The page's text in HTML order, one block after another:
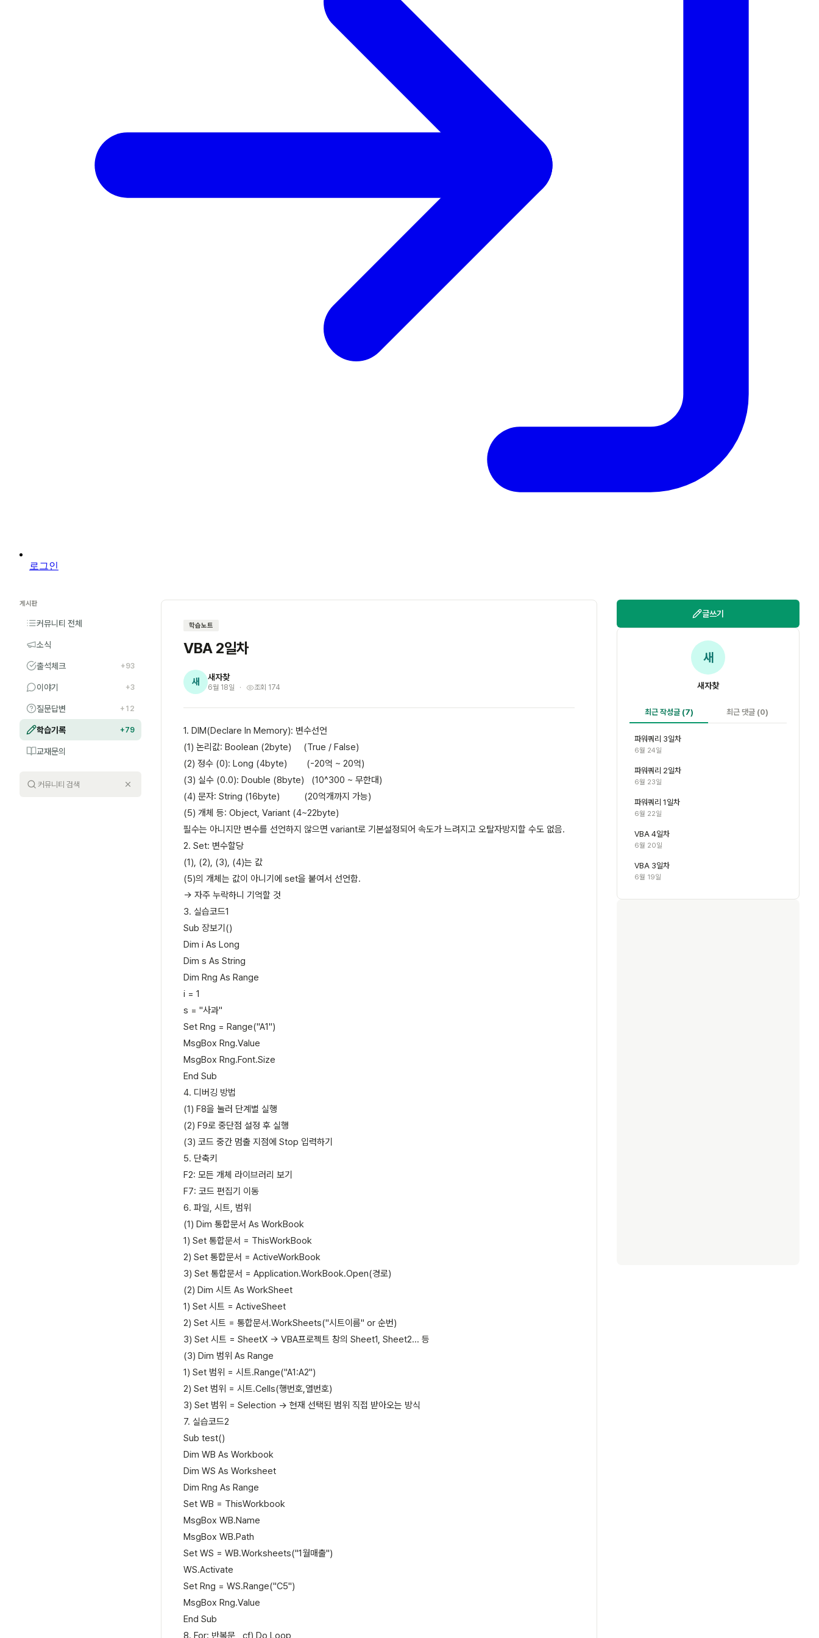
로그인
게시판
커뮤니티 전체
소식
출석체크 +93
이야기 +3
질문답변 +12
학습기록 +79
교재문의
학습노트
VBA 2일차
새 새자찾
6월 18일 조회 174
1. DIM(Declare In Memory): 변수선언
(1) 논리값: Boolean (2byte) (True / False)
(2) 정수 (0): Long (4byte) (-20억 ~ 20억)
(3) 실수 (0.0): Double (8byte) (10^300 ~ 무한대)
(4) 문자: String (16byte) (20억개까지 가능)
(5) 개체 등: Object, Variant (4~22byte)
필수는 아니지만 변수를 선언하지 않으면 variant로 기본설정되어 속도가 느려지고 오탈자방지할 수도 없음.
2. Set: 변수할당
(1), (2), (3), (4)는 값
(5)의 개체는 값이 아니기에 set을 붙여서 선언함.
-> 자주 누락하니 기억할 것
3. 실습코드1
Sub 장보기()
Dim i As Long
Dim s As String
Dim Rng As Range
i = 1
s = "사과"
Set Rng = Range("A1")
MsgBox Rng.Value
MsgBox Rng.Font.Size
End Sub
4. 디버깅 방법
(1) F8을 눌러 단계별 실행
(2) F9로 중단점 설정 후 실행
(3) 코드 중간 멈출 지점에 Stop 입력하기
5. 단축키
F2: 모든 개체 라이브러리 보기
F7: 코드 편집기 이동
6. 파일, 시트, 범위
(1) Dim 통합문서 As WorkBook
1) Set 통합문서 = ThisWorkBook
2) Set 통합문서 = ActiveWorkBook
3) Set 통합문서 = Application.WorkBook.Open(경로)
(2) Dim 시트 As WorkSheet
1) Set 시트 = ActiveSheet
2) Set 시트 = 통합문서.WorkSheets("시트이름" or 순번)
3) Set 시트 = SheetX -> VBA프로젝트 창의 Sheet1, Sheet2... 등
(3) Dim 범위 As Range
1) Set 범위 = 시트.Range("A1:A2")
2) Set 범위 = 시트.Cells(행번호,열번호)
3) Set 범위 = Selection -> 현재 선택된 범위 직접 받아오는 방식
7. 실습코드2
Sub test()
Dim WB As Workbook
Dim WS As Worksheet
Dim Rng As Range
Set WB = ThisWorkbook
MsgBox WB.Name
MsgBox WB.Path
Set WS = WB.Worksheets("1월매출")
WS.Activate
Set Rng = WS.Range("C5")
MsgBox Rng.Value
End Sub
8. For: 반복문 cf) Do Loop
글쓰기
새
새자찾
최근 작성글 (7) 최근 댓글 (0)
파워쿼리 3일차
6월 24일
파워쿼리 2일차
6월 23일
파워쿼리 1일차
6월 22일
VBA 4일차
6월 20일
VBA 3일차
6월 19일